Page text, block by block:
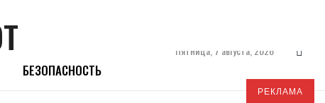
БЕЗОПАСНОСТЬ
Пятница, 7 августа, 2026
РЕКЛАМА